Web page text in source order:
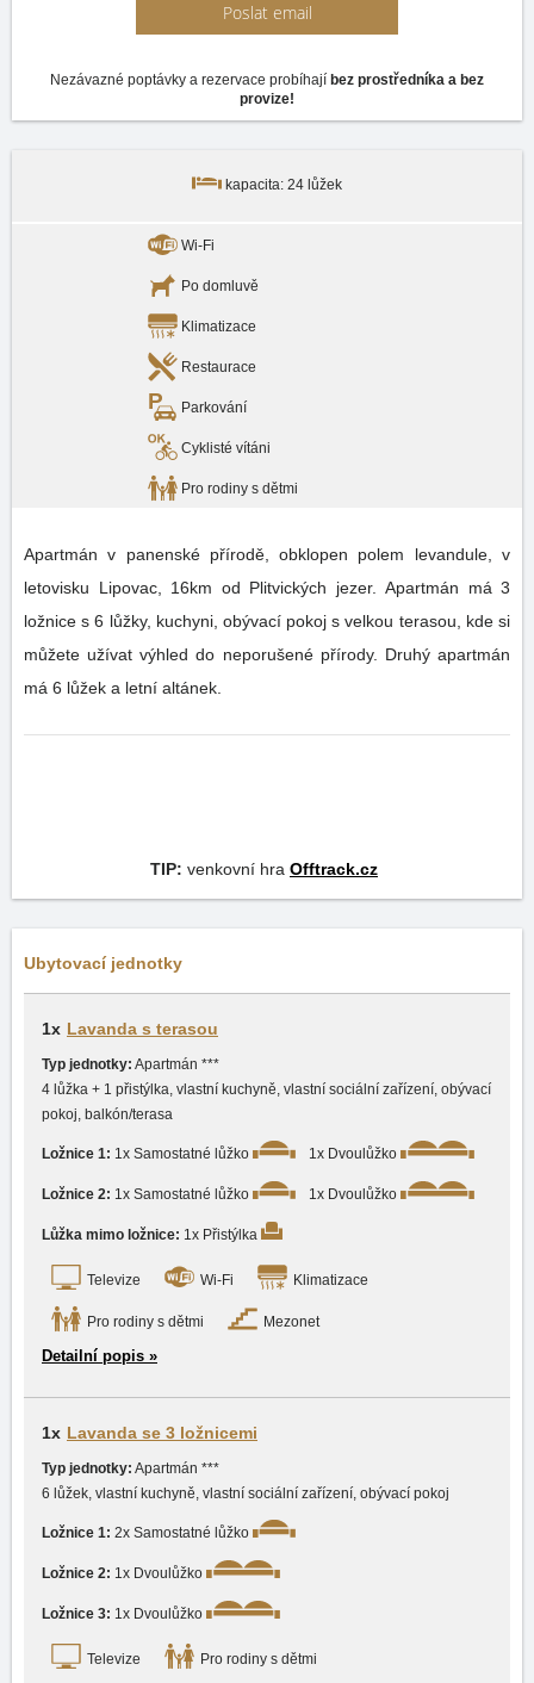
Poslat email
Nezávazné poptávky a rezervace probíhají bez prostředníka a bez
provize!
kapacita: 24 lůžek
Wi-Fi
Po domluvě
Klimatizace
Restaurace
Parkování
Cyklisté vítáni
Pro rodiny s dětmi
Apartmán v panenské přírodě, obklopen polem levandule, v
letovisku Lipovac, 16km od Plitvických jezer. Apartmán má 3
ložnice s 6 lůžky, kuchyni, obývací pokoj s velkou terasou, kde si
můžete užívat výhled do neporušené přírody. Druhý apartmán
má 6 lůžek a letní altánek.
TIP: venkovní hra Offtrack.cz
Ubytovací jednotky
1x Lavanda s terasou
Typ jednotky: Apartmán ***
4 lůžka + 1 přistýlka, vlastní kuchyně, vlastní sociální zařízení, obývací
pokoj, balkón/terasa
Ložnice 1: 1x Samostatné lůžko 1x Dvoulůžko
Ložnice 2: 1x Samostatné lůžko 1x Dvoulůžko
Lůžka mimo ložnice: 1x Přistýlka
Televize Wi-Fi Klimatizace
Pro rodiny s dětmi Mezonet
Detailní popis »
1x Lavanda se 3 ložnicemi
Typ jednotky: Apartmán ***
6 lůžek, vlastní kuchyně, vlastní sociální zařízení, obývací pokoj
Ložnice 1: 2x Samostatné lůžko
Ložnice 2: 1x Dvoulůžko
Ložnice 3: 1x Dvoulůžko
Televize Pro rodiny s dětmi